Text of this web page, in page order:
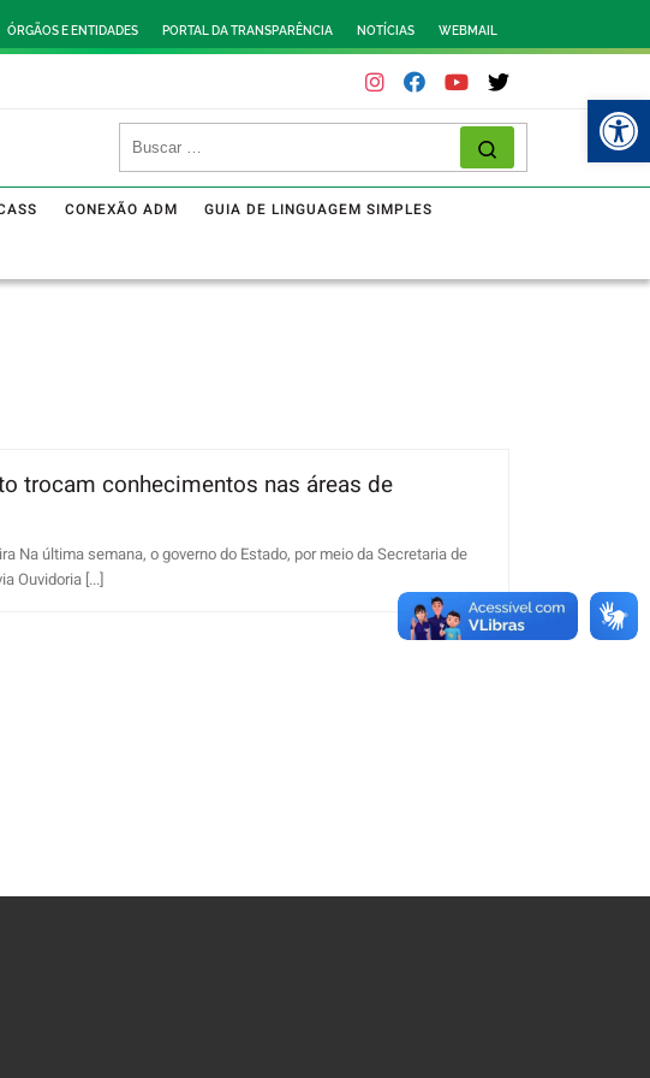
ÓRGÃOS E ENTIDADES PORTAL DA TRANSPARÊNCIA NOTÍCIAS WEBMAIL
CONEXÃO ADM GUIA DE LINGUAGEM SIMPLES
trocam conhecimentos nas áreas de
Na última semana, o governo do Estado, por meio da Secretaria de
Ouvidoria [...]